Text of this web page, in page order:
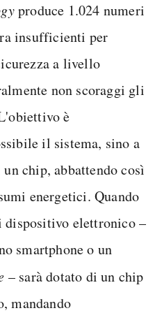
produce 1.024 numeri
insufficienti per
a livello
non scoraggi gli
è
il sistema, sino a
chip, abbattendo così
energetici. Quando
dispositivo elettronico –
smartphone o un
– sarà dotato di un chip
mandando